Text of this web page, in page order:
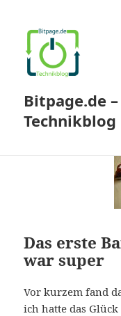
Bitpage.de
Technikblog
Das erste
war super
Vor kurzem fand
ich hatte das